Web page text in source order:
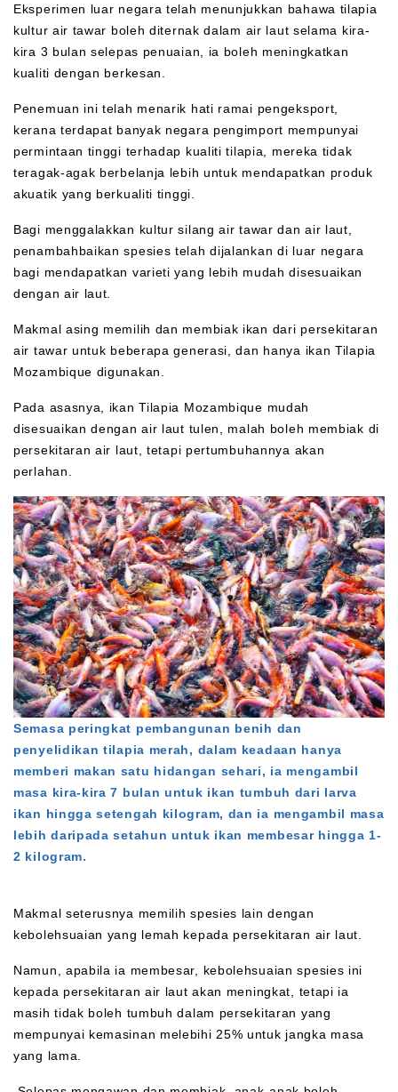
Eksperimen luar negara telah menunjukkan bahawa tilapia
kultur air tawar boleh diternak dalam air laut selama kira-
kira 3 bulan selepas penuaian, ia boleh meningkatkan
kualiti dengan berkesan.
Penemuan ini telah menarik hati ramai pengeksport,
kerana terdapat banyak negara pengimport mempunyai
permintaan tinggi terhadap kualiti tilapia, mereka tidak
teragak-agak berbelanja lebih untuk mendapatkan produk
akuatik yang berkualiti tinggi.
Bagi menggalakkan kultur silang air tawar dan air laut,
penambahbaikan spesies telah dijalankan di luar negara
bagi mendapatkan varieti yang lebih mudah disesuaikan
dengan air laut.
Makmal asing memilih dan membiak ikan dari persekitaran
air tawar untuk beberapa generasi, dan hanya ikan Tilapia
Mozambique digunakan.
Pada asasnya, ikan Tilapia Mozambique mudah
disesuaikan dengan air laut tulen, malah boleh membiak di
persekitaran air laut, tetapi pertumbuhannya akan
perlahan.
Semasa peringkat pembangunan benih dan
penyelidikan tilapia merah, dalam keadaan hanya
memberi makan satu hidangan sehari, ia mengambil
masa kira-kira 7 bulan untuk ikan tumbuh dari larva
ikan hingga setengah kilogram, dan ia mengambil masa
lebih daripada setahun untuk ikan membesar hingga 1-
2 kilogram.
Makmal seterusnya memilih spesies lain dengan
kebolehsuaian yang lemah kepada persekitaran air laut.
Namun, apabila ia membesar, kebolehsuaian spesies ini
kepada persekitaran air laut akan meningkat, tetapi ia
masih tidak boleh tumbuh dalam persekitaran yang
mempunyai kemasinan melebihi 25% untuk jangka masa
yang lama.